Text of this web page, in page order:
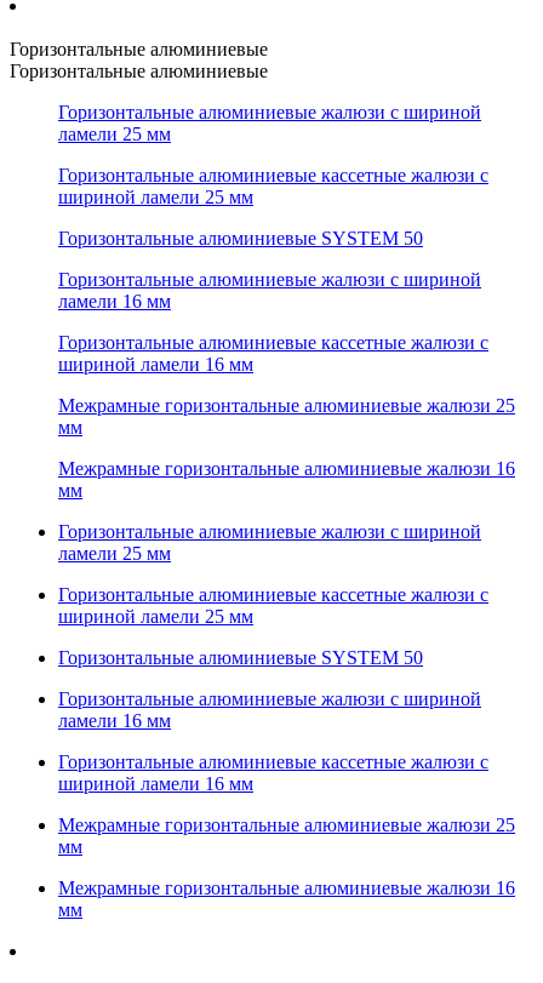
Горизонтальные алюминиевые
Горизонтальные алюминиевые
Горизонтальные алюминиевые жалюзи с шириной
ламели 25 мм
Горизонтальные алюминиевые кассетные жалюзи с
шириной ламели 25 мм
Горизонтальные алюминиевые SYSTEM 50
Горизонтальные алюминиевые жалюзи с шириной
ламели 16 мм
Горизонтальные алюминиевые кассетные жалюзи с
шириной ламели 16 мм
Межрамные горизонтальные алюминиевые жалюзи 25
мм
Межрамные горизонтальные алюминиевые жалюзи 16
мм
Горизонтальные алюминиевые жалюзи с шириной
ламели 25 мм
Горизонтальные алюминиевые кассетные жалюзи с
шириной ламели 25 мм
Горизонтальные алюминиевые SYSTEM 50
Горизонтальные алюминиевые жалюзи с шириной
ламели 16 мм
Горизонтальные алюминиевые кассетные жалюзи с
шириной ламели 16 мм
Межрамные горизонтальные алюминиевые жалюзи 25
мм
Межрамные горизонтальные алюминиевые жалюзи 16
мм